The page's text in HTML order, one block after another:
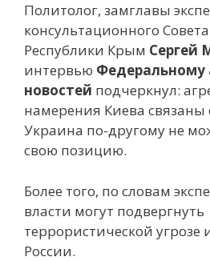
Политолог, замглавы
консультационного
Республики Крым Сергей
интервью Федеральному
новостей подчеркнул:
намерения Киева связаны
Украина по-другому не
свою позицию.
Более того, по словам
власти могут подвергнуть
террористической угрозе
России.